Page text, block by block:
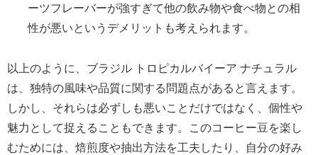
ーツフレーバーが強すぎて他の飲み物や食べ物との相
性が悪いというデメリットも考えられます。
以上のように、ブラジル トロピカルバイーア ナチュラル
は、独特の風味や品質に関する問題点があると言えます。
しかし、それらは必ずしも悪いことだけではなく、個性や
魅力として捉えることもできます。このコーヒー豆を楽し
むためには、焙煎度や抽出方法を工夫したり、自分の好み